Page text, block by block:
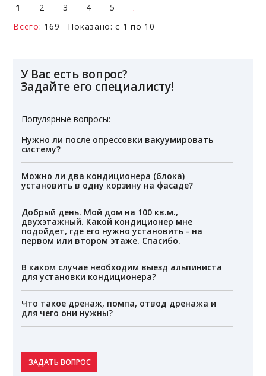
1 2 3 4
5
Всего: 169 Показано: с 1 по 10
У Вас есть вопрос?
Задайте его специалисту!
Популярные вопросы:
Нужно ли после опрессовки вакуумировать
систему?
Можно ли два кондиционера (блока)
установить в одну корзину на фасаде?
Добрый день. Мой дом на 100 кв.м.,
двухэтажный. Какой кондиционер мне
подойдет, где его нужно установить - на
первом или втором этаже. Спасибо.
В каком случае необходим выезд альпиниста
для установки кондиционера?
Что такое дренаж, помпа, отвод дренажа и
для чего они нужны?
ЗАДАТЬ ВОПРОС